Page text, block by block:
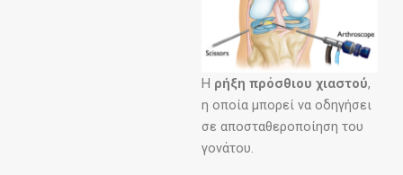
Η ρήξη πρόσθιου χιαστού,
η οποία μπορεί να οδηγήσει
σε αποσταθεροποίηση του
γονάτου.